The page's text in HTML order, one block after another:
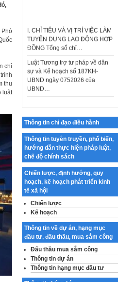
Phó
chỉ
thu
luật
TUYỂN DỤNG LAO ĐỘNG HỢP
ĐỒNG Tổng số chỉ…
Luật Tương trợ tư pháp về dân
sự và Kế hoạch số 187KH-
UBND ngày 0752026 của
UBND…
Ban hành Danh mục vị trí khai
thác quảng cáo trên địa bàn
Kế hoạch Tổ chức Cuộc thi
tưởng của Đảng…
Công bố công khai dự toán kinh
phí xây dựng pháp luật, hoàn
thiện thể chế, chính…
Quy định về nghiên cứu, ứng
dụng khoa học, công nghệ, đổi
mới sáng tạo và chuyển…
Quy định chi tiết và hướng dẫn
thi hành một số điều của Luật Lý
lịch tư…
Sửa đổi, bổ sung một số nội
dung tại Nghị quyết số 30/NQ-
CP ngày 24 tháng 02…
Thông tin chỉ đạo điều hành
Thông tin tuyên truyền, phổ biến,
hướng dẫn thực hiện pháp luật,
chế độ chính sách
Chiến lược, định hướng, quy
hoạch, kế hoạch phát triển kinh
tế xã hội
Chiến lược
Kế hoạch
Thông tin về dự án, hạng mục
đầu tư, đấu thầu, mua sắm công
Đấu thầu mua sắm công
Thông tin dự án
Thông tin hạng mục đầu tư